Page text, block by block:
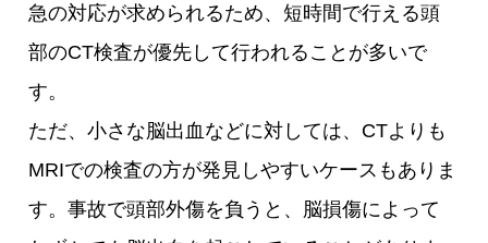
急の対応が求められるため、短時間で行える頭
部のCT検査が優先して行われることが多いで
す。
ただ、小さな脳出血などに対しては、CTよりも
MRIでの検査の方が発見しやすいケースもありま
す。事故で頭部外傷を負うと、脳損傷によって